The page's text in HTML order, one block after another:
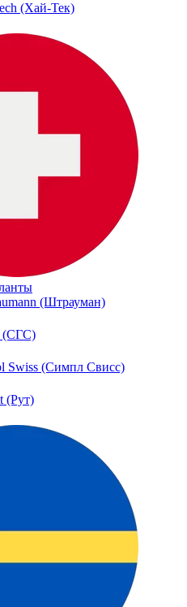
(Хай-Тек)
(Штрауман)
(СГС)
Swiss (Симпл Свисс)
(Рут)